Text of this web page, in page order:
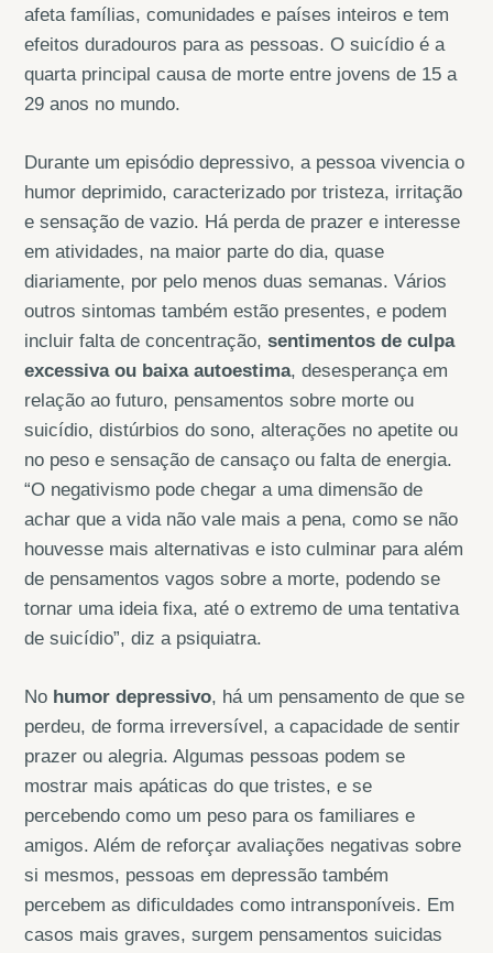
afeta famílias, comunidades e países inteiros e tem
efeitos duradouros para as pessoas. O suicídio é a
quarta principal causa de morte entre jovens de 15 a
29 anos no mundo.
Durante um episódio depressivo, a pessoa vivencia o
humor deprimido, caracterizado por tristeza, irritação
e sensação de vazio. Há perda de prazer e interesse
em atividades, na maior parte do dia, quase
diariamente, por pelo menos duas semanas. Vários
outros sintomas também estão presentes, e podem
incluir falta de concentração,sentimentos de culpa
excessiva ou baixa autoestima, desesperança em
relação ao futuro, pensamentos sobre morte ou
suicídio, distúrbios do sono, alterações no apetite ou
no peso e sensação de cansaço ou falta de energia.
“O negativismo pode chegar a uma dimensão de
achar que a vida não vale mais a pena, como se não
houvesse mais alternativas e isto culminar para além
de pensamentos vagos sobre a morte, podendo se
tornar uma ideia fixa, até o extremo de uma tentativa
de suicídio”, diz a psiquiatra.
No humor depressivo, há um pensamento de que se
perdeu, de forma irreversível, a capacidade de sentir
prazer ou alegria. Algumas pessoas podem se
mostrar mais apáticas do que tristes, e se
percebendo como um peso para os familiares e
amigos. Além de reforçar avaliações negativas sobre
si mesmos, pessoas em depressão também
percebem as dificuldades como intransponíveis. Em
casos mais graves, surgem pensamentos suicidas